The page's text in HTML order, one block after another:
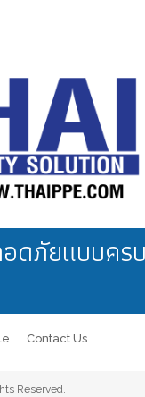
ดภัยแบบคร
Contact Us
Reserved.